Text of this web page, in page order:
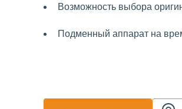
Возможность выбора
Подменный аппарат на